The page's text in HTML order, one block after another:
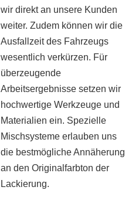
wir direkt an unsere Kunden
weiter. Zudem können wir die
Ausfallzeit des Fahrzeugs
wesentlich verkürzen. Für
überzeugende
Arbeitsergebnisse setzen wir
hochwertige Werkzeuge und
Materialien ein. Spezielle
Mischsysteme erlauben uns
die bestmögliche Annäherung
an den Originalfarbton der
Lackierung.